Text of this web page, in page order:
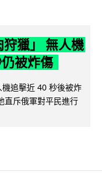
獵」 無人機
被炸傷
追擊近 40 秒後被炸
直斥俄軍對平民進行